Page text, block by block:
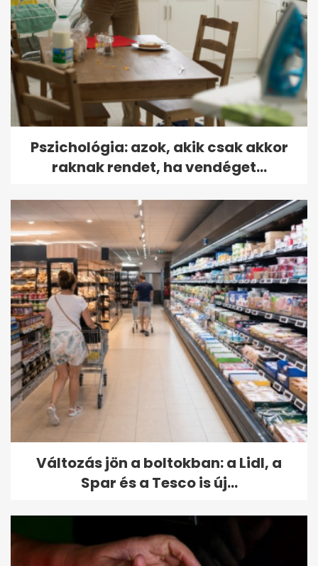
Pszichológia: azok, akik csak akkor
raknak rendet, ha vendéget...
Változás jön a boltokban: a Lidl, a
Spar és a Tesco is új...